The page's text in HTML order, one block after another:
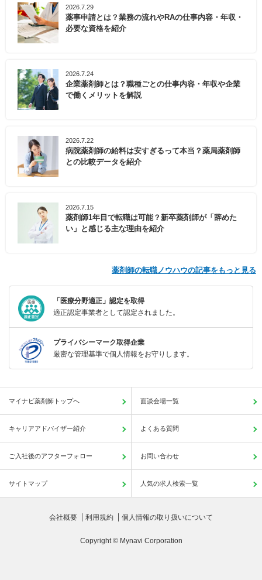
2026.7.29
薬事申請とは？業務の流れやRAの仕事内容・年収・
必要な資格を紹介
2026.7.24
企業薬剤師とは？職種ごとの仕事内容・年収や企業
で働くメリットを解説
2026.7.22
病院薬剤師の給料は安すぎるって本当？薬局薬剤師
との比較データを紹介
2026.7.15
薬剤師1年目で転職は可能？新卒薬剤師が「辞めた
い」と感じる主な理由を紹介
薬剤師の転職ノウハウの記事をもっと見る
「医療分野適正」認定を取得
適正認定事業者として認定されました。
プライバシーマーク取得企業
厳密な管理基準で個人情報をお守りします。
マイナビ薬剤師トップへ 面談会場一覧
キャリアアドバイザー紹介 よくある質問
ご入社後のアフターフォロー お問い合わせ
サイトマップ 人気の求人検索一覧
会社概要 利用規約 個人情報の取り扱いについて
Copyright © Mynavi Corporation